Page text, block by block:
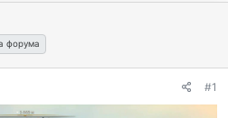
форума
#1